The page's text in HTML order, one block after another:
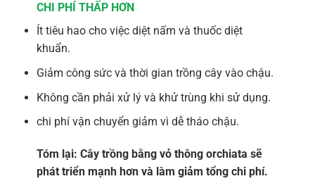
CHI PHÍ THẤP HƠN
Ít tiêu hao cho việc diệt nấm và thuốc diệt
khuẩn.
Giảm công sức và thời gian trồng cây vào chậu.
Không cần phải xử lý và khử trùng khi sử dụng.
chi phí vận chuyển giảm vì dễ tháo chậu.
Tóm lại: Cây trồng bằng vỏ thông orchiata sẽ
phát triển mạnh hơn và làm giảm tổng chi phí.